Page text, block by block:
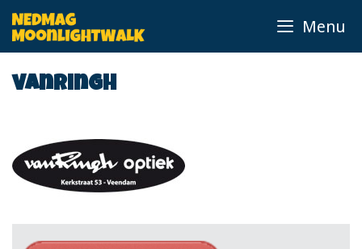
Ga
naar
de
inhoud
Menu
vanringh